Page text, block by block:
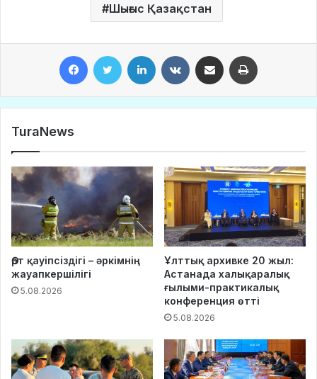
Шығыс Қазақстан
TuraNews
Өрт қауіпсіздігі – әркімнің
жауапкершілігі
5.08.2026
Ұлттық архивке 20 жыл:
Астанада халықаралық
ғылыми-практикалық
конференция өтті
5.08.2026